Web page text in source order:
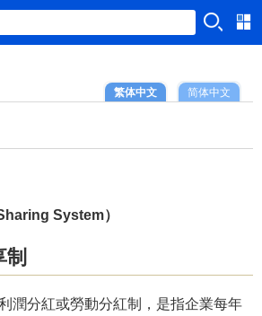
简体中文
繁体中文
System）
潤分紅或勞動分紅制，是指企業每年